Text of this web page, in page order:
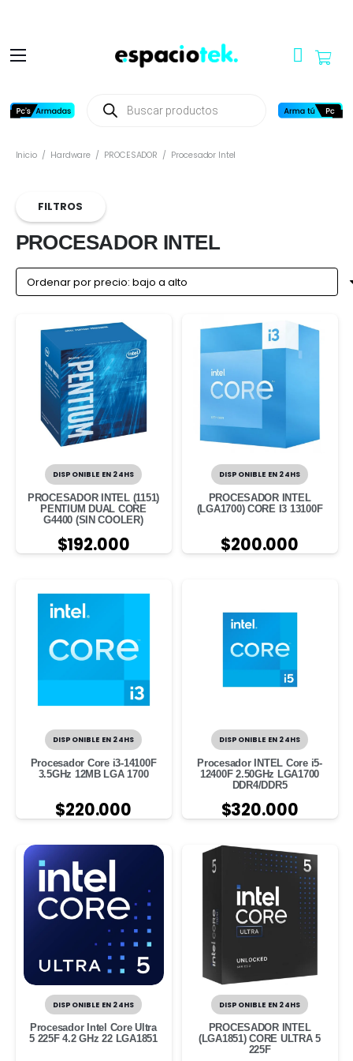
productos
Inicio / Hardware / PROCESADOR / Procesador Intel
FILTROS
PROCESADOR INTEL
DISPONIBLE EN 24HS
PROCESADOR INTEL (1151)
PENTIUM DUAL CORE
G4400 (SIN COOLER)
$192.000
DISPONIBLE EN 24HS
PROCESADOR INTEL
(LGA1700) CORE I3 13100F
$200.000
DISPONIBLE EN 24HS
Procesador Core i3-14100F
3.5GHz 12MB LGA 1700
$220.000
DISPONIBLE EN 24HS
Procesador INTEL Core i5-
12400F 2.50GHz LGA1700
DDR4/DDR5
$320.000
DISPONIBLE EN 24HS
Procesador Intel Core Ultra
5 225F 4.2 GHz 22 LGA1851
DISPONIBLE EN 24HS
PROCESADOR INTEL
(LGA1851) CORE ULTRA 5
225F